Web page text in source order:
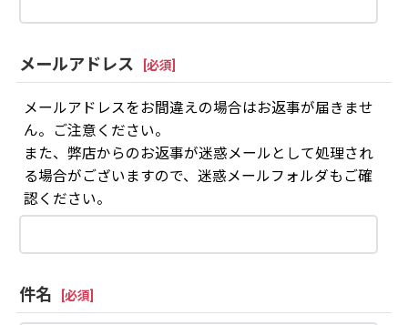
メールアドレス 必須
メールアドレスをお間違えの場合はお返事が届きませ
ん。ご注意ください。
また、弊店からのお返事が迷惑メールとして処理され
る場合がございますので、迷惑メールフォルダもご確
認ください。
件名 必須